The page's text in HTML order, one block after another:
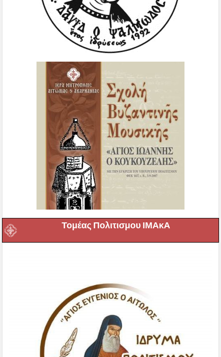
Τομέας Πολιτισμου ΙΜΑκΑ